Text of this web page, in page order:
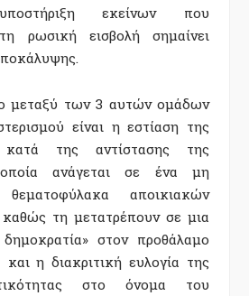
εκείνων που
ρωσική εισβολή σημαίνει
μεταξύ των 3 αυτών ομάδων
είναι η εστίαση της
κατά της αντίστασης της
ανάγεται σε ένα μη
αποικιακών
τη μετατρέπουν σε μια
στον προθάλαμο
και η διακριτική ευλογία της
στο όνομα του